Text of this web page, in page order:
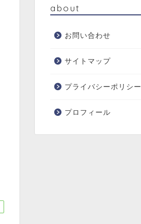
about
お問い合わせ
サイトマップ
プライバシーポリシー
プロフィール